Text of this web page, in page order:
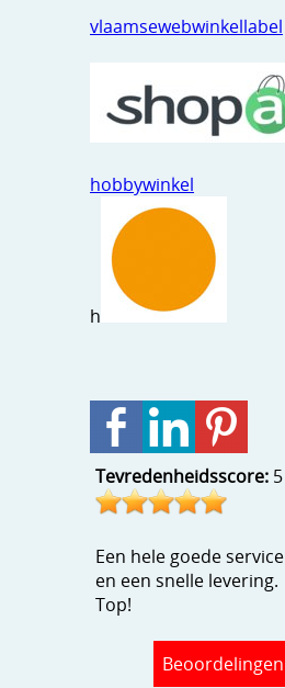
vlaamsewebwinkellabel
hobbywinkel
h
Tevredenheidsscore: 5
Een hele goede service
en een snelle levering.
Top!
Beoordelingen